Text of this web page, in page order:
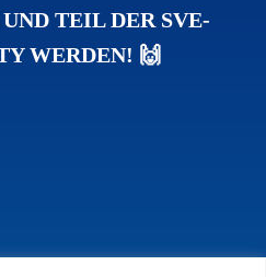
TEIL DER SVE-
WERDEN! 🙌